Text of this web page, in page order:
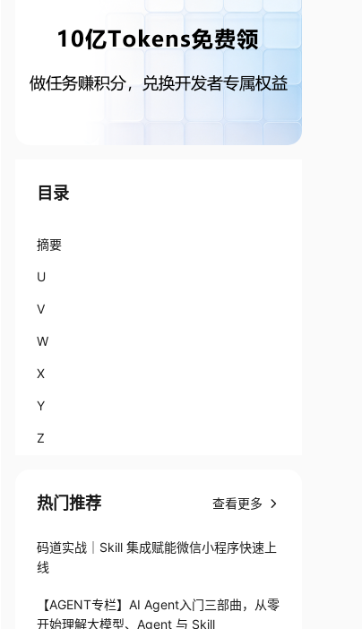
目录
摘要
U
V
W
X
Y
Z
热门推荐 查看更多
码道实战｜Skill 集成赋能微信小程序快速上
线
【AGENT专栏】AI Agent入门三部曲，从零
开始理解大模型、Agent 与 Skill